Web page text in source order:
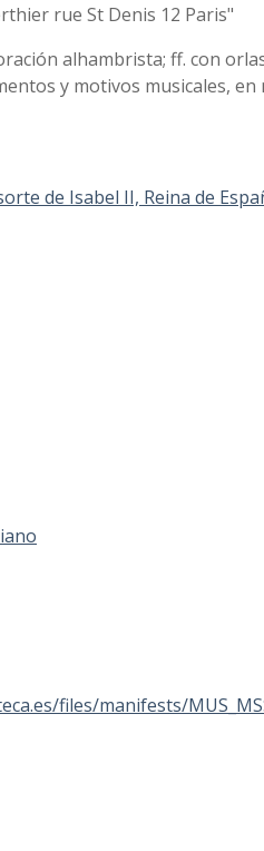
rue St Denis 12 Paris"
alhambrista; ff. con
y motivos musicales, en
de Isabel II, Reina de
files/manifests/